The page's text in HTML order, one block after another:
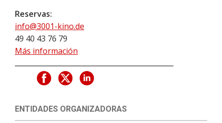
Reservas:
info@3001-kino.de
49 40 43 76 79
Más información
ENTIDADES ORGANIZADORAS